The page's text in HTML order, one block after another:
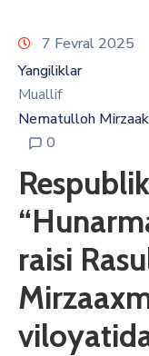
7 Fevral 2025
Yangiliklar
Muallif
Nematulloh
0
raisi